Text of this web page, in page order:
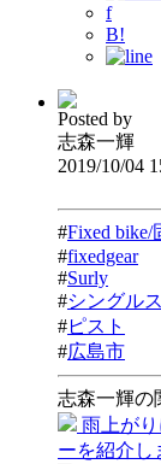
f
B!
Posted by
志森一輝
2019/10/04
#Fixed bike/
#fixedgear
#Surly
#シングル
#ピスト
#広島市
志森一輝の
雨上が
ーを紹介し